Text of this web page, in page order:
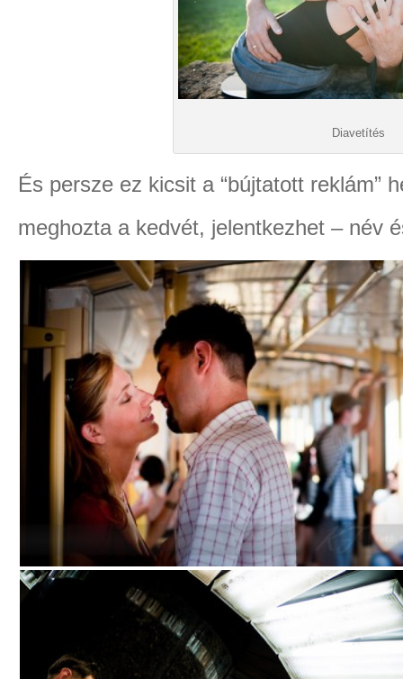
Diavetítés
És persze ez kicsit a “bújtatott reklám”
meghozta a kedvét, jelentkezhet – név